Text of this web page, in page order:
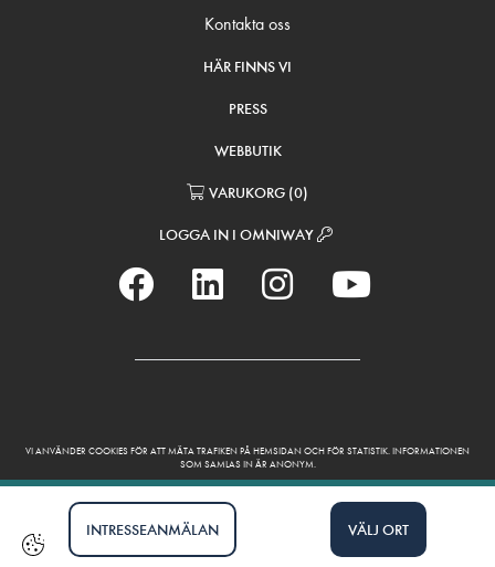
INTRESSEANMÄLAN VÄLJ ORT
Kontakta oss
HÄR FINNS VI
PRESS
WEBBUTIK
VARUKORG (0)
LOGGA IN I OMNIWAY
VI ANVÄNDER COOKIES FÖR ATT MÄTA TRAFIKEN PÅ HEMSIDAN OCH FÖR STATISTIK. INFORMATIONEN
SOM SAMLAS IN ÄR ANONYM.